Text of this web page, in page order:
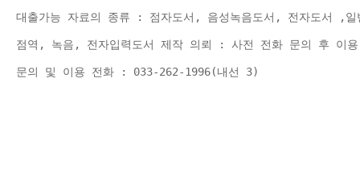
대출가능 자료의 종류 : 점자도서, 음성녹음도서, 전자도서 ,
점역, 녹음, 전자입력도서 제작 의뢰 : 사전 전화 문의 후 이
문의 및 이용 전화 : 033-262-1996(내선 3)